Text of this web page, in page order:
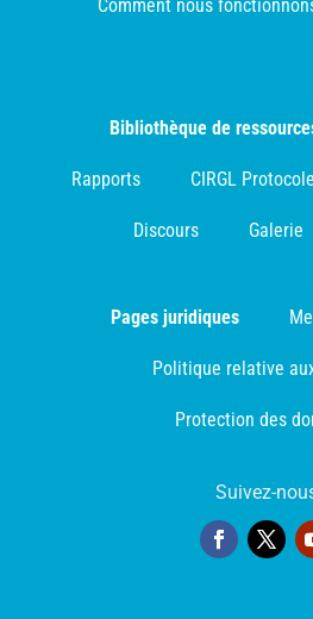
Comment nous
Bibliothèque de
Rapports CIRGL
Discours Galerie
Pages juridiques
Politique relative
Protection des
Suivez-